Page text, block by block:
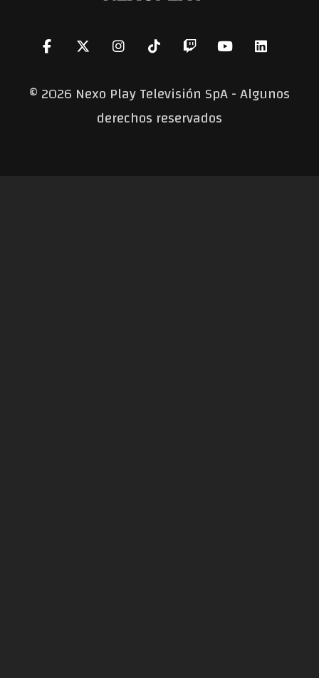
©2026 Nexo Play Televisión SpA - Algunos
derechos reservados